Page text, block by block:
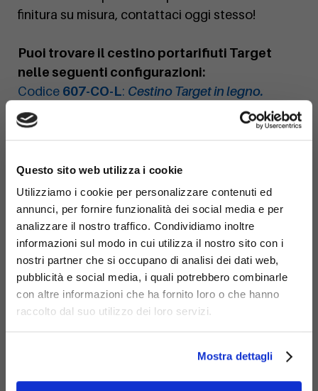
Questo sito web utilizza i cookie
Utilizziamo i cookie per personalizzare contenuti ed
annunci, per fornire funzionalità dei social media e per
analizzare il nostro traffico. Condividiamo inoltre
informazioni sul modo in cui utilizza il nostro sito con i
nostri partner che si occupano di analisi dei dati web,
pubblicità e social media, i quali potrebbero combinarle
con altre informazioni che ha fornito loro o che hanno
raccolto dal suo utilizzo dei loro servizi.
Mostra dettagli
finitura su misura, contattaci oggi stesso!
Puoi trovare il cestino portarifiuti Target
nelle seguenti configurazioni:
Codice 607-CO-L: Cestino Target in legno.
Codice
Cestino Target in metallo.